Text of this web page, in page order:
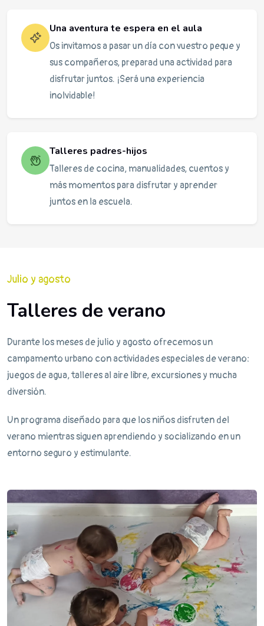
Una aventura te espera en el aula
Os invitamos a pasar un día con vuestro peque y
sus compañeros, preparad una actividad para
disfrutar juntos. ¡Será una experiencia
inolvidable!
Talleres padres-hijos
Talleres de cocina, manualidades, cuentos y
más momentos para disfrutar y aprender
juntos en la escuela.
Julio y agosto
Talleres de verano
Durante los meses de julio y agosto ofrecemos un
campamento urbano con actividades especiales de verano:
juegos de agua, talleres al aire libre, excursiones y mucha
diversión.
Un programa diseñado para que los niños disfruten del
verano mientras siguen aprendiendo y socializando en un
entorno seguro y estimulante.